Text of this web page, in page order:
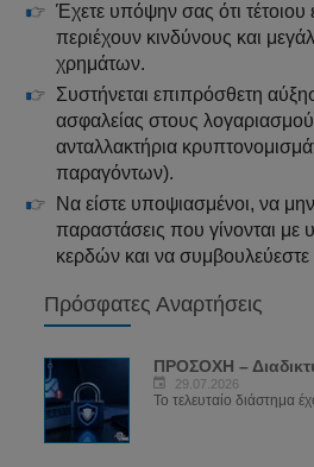
Έχετε υπόψην σας ότι τέτοιου
περιέχουν κινδύνους και
χρημάτων.
Συστήνεται επιπρόσθετη
ασφαλείας στους
ανταλλακτήρια
παραγόντων).
Να είστε υποψιασμένοι, να
παραστάσεις που γίνονται με
κερδών και να συμβουλεύεστε
Πρόσφατες Αναρτήσεις
ΠΡΟΣΟΧΗ –
29.07.2026
Το τελευταίο διάστημα